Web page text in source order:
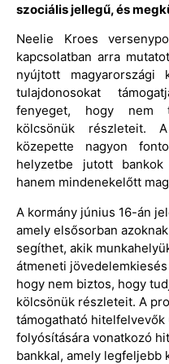
szociális jellegű, és
Neelie Kroes
kapcsolatban arra
nyújtott magyarországi
tulajdonosokat
fenyeget, hogy nem
kölcsönük részleteit.
közepette nagyon
helyzetbe jutott bankok
hanem mindenekelőtt
A kormány június 16-án
amely elsősorban
segíthet, akik
átmeneti
hogy nem biztos, hogy
kölcsönük részleteit. A
támogatható
folyósítására vonatkozó
bankkal, amely legfeljebb